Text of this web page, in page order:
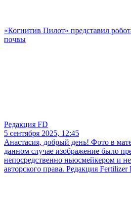
«Когнитив Пилот» представил
почвы
Редакция FD
5 сентября 2025, 12:45
Анастасия, добрый день! Фото в
данном случае изображение было
непосредственно ньюсмейкером и
авторского права. Редакция Fertilizer